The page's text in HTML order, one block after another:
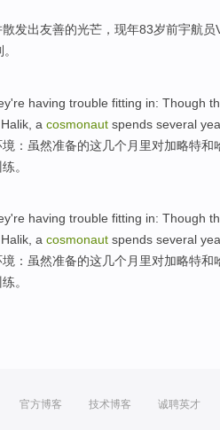
散发出友善的光芒，现年83岁前宇航员
're having trouble fitting in: Though
Halik a cosmonaut spends several
： 虽然准备的这几个月里对加略特和
。
're having trouble fitting in: Though
Halik, a cosmonaut spends several
： 虽然准备的这几个月里对加略特和
。
官方博客 技术博客 诚聘英才